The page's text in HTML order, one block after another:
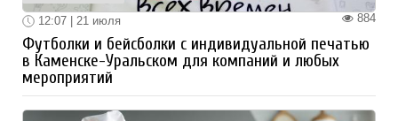
884
12:07 | 21 июля
Футболки и бейсболки с индивидуальной печатью
в Каменске-Уральском для компаний и любых
мероприятий